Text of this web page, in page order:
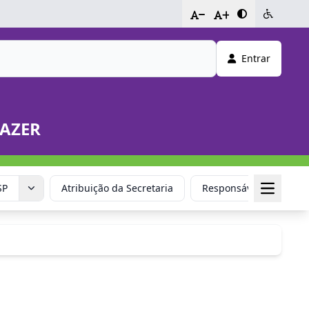
- +
Entrar
Atribuição da Secretaria Responsável